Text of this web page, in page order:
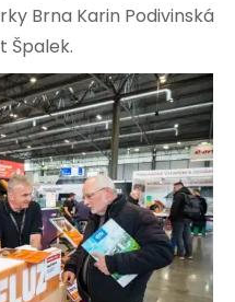
Brna Karin Podivinská
Špalek.